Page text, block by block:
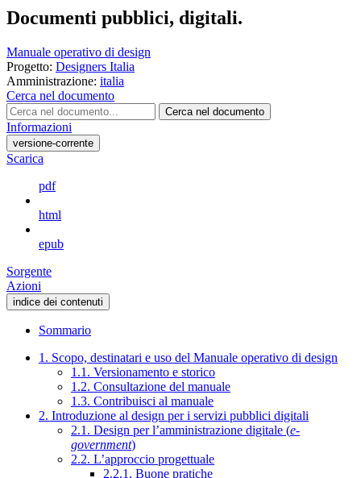
Documenti pubblici, digitali.
Manuale operativo di design
Progetto: Designers Italia
Amministrazione: italia
Cerca nel documento
Cerca nel documento
Informazioni
versione-corrente
Scarica
pdf
html
epub
Sorgente
Azioni
indice dei contenuti
Sommario
1. Scopo, destinatari e uso del Manuale operativo di design
1.1. Versionamento e storico
1.2. Consultazione del manuale
1.3. Contribuisci al manuale
2. Introduzione al design per i servizi pubblici digitali
2.1. Design per l’amministrazione digitale (e-
government)
2.2. L’approccio progettuale
2.2.1. Buone pratiche